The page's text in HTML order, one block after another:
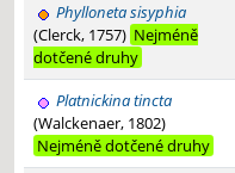
Phylloneta sisyphia
(Clerck, 1757) Nejméně
dotčené druhy
Platnickina tincta
(Walckenaer, 1802)
Nejméně dotčené druhy